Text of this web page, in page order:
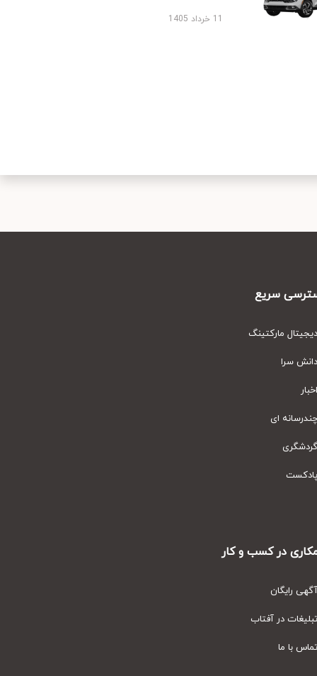
سریع
مارکتینگ
سرا
ای
در کسب و کار
رایگان
در آفتاب
با ما